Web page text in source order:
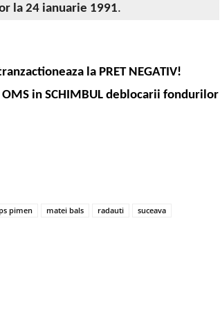
la 24 ianuarie 1991.
la PRET NEGATIV!
in SCHIMBUL deblocarii fondurilor
pimen matei bals radauti suceava